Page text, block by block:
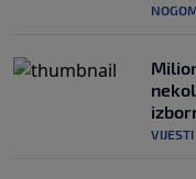
VIJESTI